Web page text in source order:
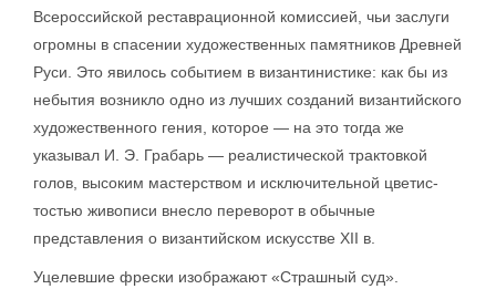
Всероссийской реставрационной комиссией, чьи заслуги
огромны в спасении художественных памятников Древней
Руси. Это явилось событием в византинистике: как бы из
небытия возникло одно из лучших созданий византийского
художественного гения, которое — на это тогда же
указывал И. Э. Грабарь — реалистической трактовкой
голов, высоким мастерством и исключительной цветис-
тостью живописи внесло переворот в обычные
представления о византийском искусстве XII в.
Уцелевшие фрески изображают «Страшный суд».